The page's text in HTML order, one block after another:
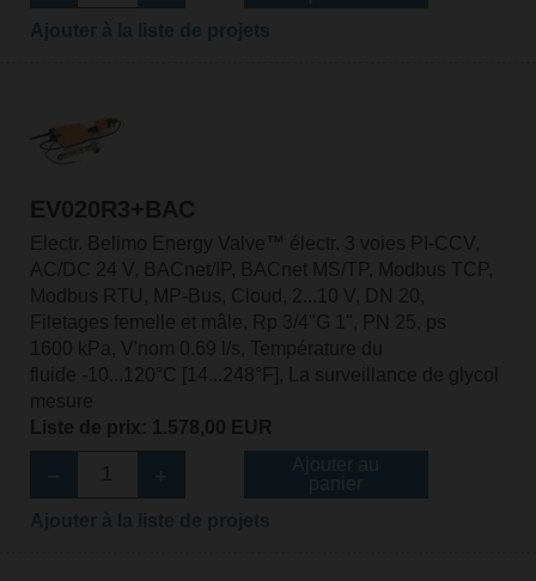
EV020R3+BAC
Electr. Belimo Energy Valve™ électr. 3 voies PI-CCV,
AC/DC 24 V, BACnet/IP, BACnet MS/TP, Modbus TCP,
Modbus RTU, MP-Bus, Cloud, 2...10 V, DN 20,
Filetages femelle et mâle, Rp 3/4"G 1", PN 25, ps
1600 kPa, V'nom 0.69 l/s, Température du
fluide -10...120°C [14...248°F], La surveillance de glycol
mesure
Liste de prix: 1.578,00 EUR